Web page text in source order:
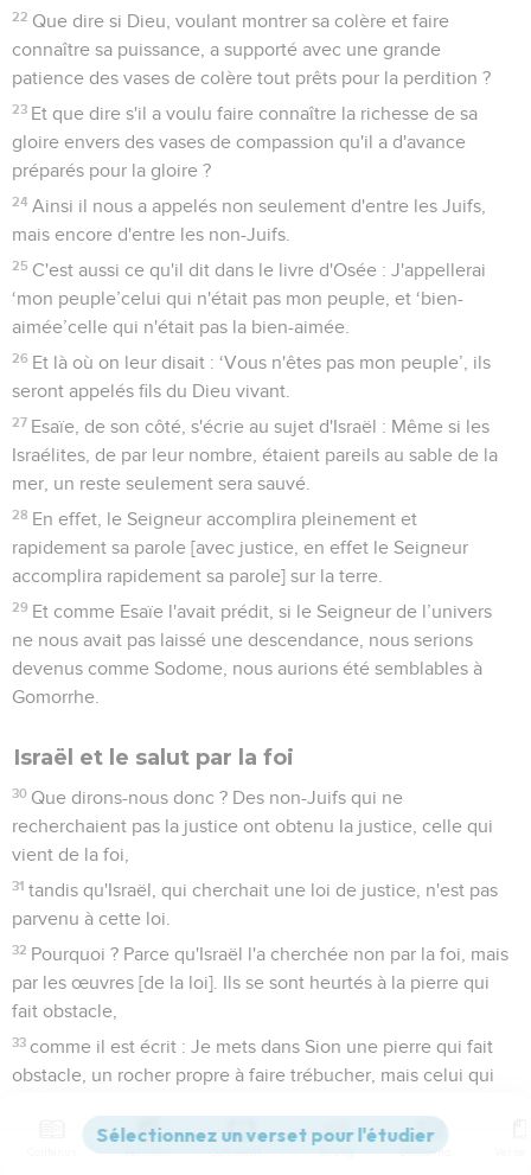
22 Que dire si Dieu, voulant montrer sa colère et faire
connaître sa puissance, a supporté avec une grande
patience des vases de colère tout prêts pour la perdition ?
23 Et que dire s'il a voulu faire connaître la richesse de sa
gloire envers des vases de compassion qu'il a d'avance
préparés pour la gloire ?
24 Ainsi il nous a appelés non seulement d'entre les Juifs,
mais encore d'entre les non-Juifs.
25 C'est aussi ce qu'il dit dans le livre d'Osée : J'appellerai
‘mon peuple’celui qui n'était pas mon peuple, et ‘bien-
aimée’celle qui n'était pas la bien-aimée.
26 Et là où on leur disait : ‘Vous n'êtes pas mon peuple’, ils
seront appelés fils du Dieu vivant.
27 Esaïe, de son côté, s'écrie au sujet d'Israël : Même si les
Israélites, de par leur nombre, étaient pareils au sable de la
mer, un reste seulement sera sauvé.
28 En effet, le Seigneur accomplira pleinement et
rapidement sa parole [avec justice, en effet le Seigneur
accomplira rapidement sa parole] sur la terre.
29 Et comme Esaïe l'avait prédit, si le Seigneur de l’univers
ne nous avait pas laissé une descendance, nous serions
devenus comme Sodome, nous aurions été semblables à
Gomorrhe.
Israël et le salut par la foi
30 Que dirons-nous donc ? Des non-Juifs qui ne
recherchaient pas la justice ont obtenu la justice, celle qui
vient de la foi,
31 tandis qu'Israël, qui cherchait une loi de justice, n'est pas
parvenu à cette loi.
32 Pourquoi ? Parce qu'Israël l'a cherchée non par la foi, mais
par les œuvres [de la loi]. Ils se sont heurtés à la pierre qui
fait obstacle,
33 comme il est écrit : Je mets dans Sion une pierre qui fait
obstacle, un rocher propre à faire trébucher, mais celui qui
Romains 10
Versions Commentaires Strong